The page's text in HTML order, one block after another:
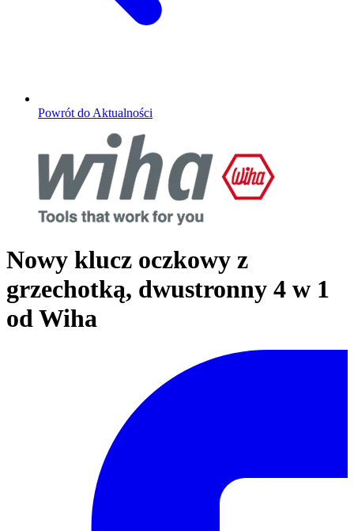
Powrót do Aktualności
Nowy klucz oczkowy z
grzechotką, dwustronny 4 w 1
od Wiha